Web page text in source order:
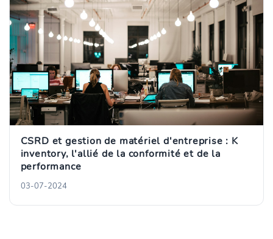
CSRD et gestion de matériel d'entreprise : K
inventory, l'allié de la conformité et de la
performance
03-07-2024